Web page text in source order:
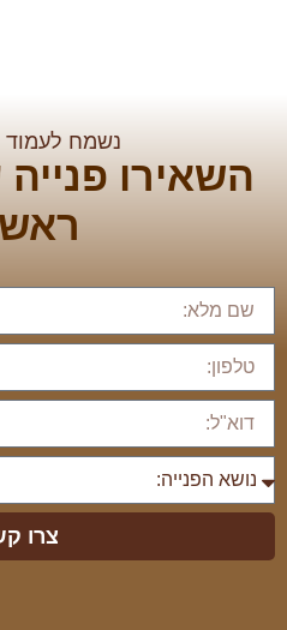
נשמח לעמוד
השאירו פנייה
צרו